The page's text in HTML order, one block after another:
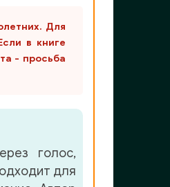
Для
в книге
- просьба
голос,
для